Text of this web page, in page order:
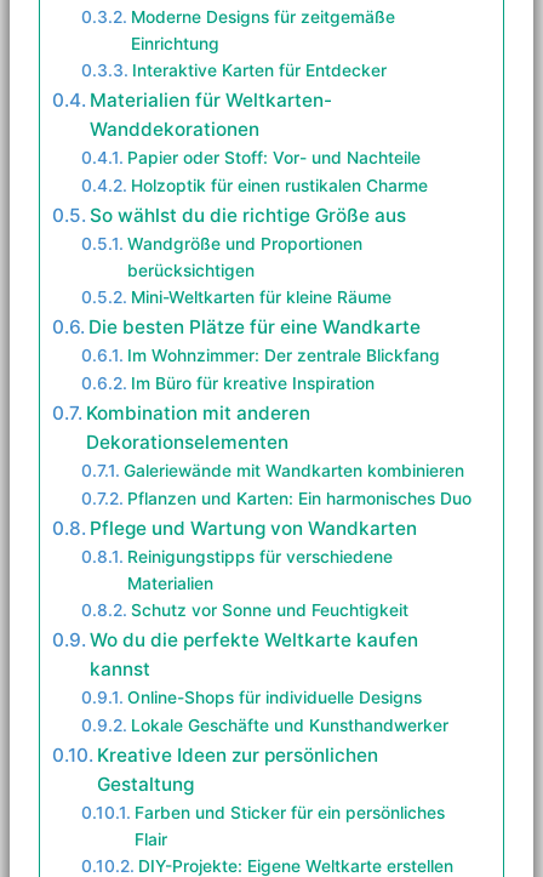
Moderne Designs für zeitgemäße
Einrichtung
Interaktive Karten für Entdecker
Materialien für Weltkarten-
Wanddekorationen
Papier oder Stoff: Vor- und Nachteile
Holzoptik für einen rustikalen Charme
So wählst du die richtige Größe aus
Wandgröße und Proportionen
berücksichtigen
Mini-Weltkarten für kleine Räume
Die besten Plätze für eine Wandkarte
Im Wohnzimmer: Der zentrale Blickfang
Im Büro für kreative Inspiration
Kombination mit anderen
Dekorationselementen
Galeriewände mit Wandkarten kombinieren
Pflanzen und Karten: Ein harmonisches Duo
Pflege und Wartung von Wandkarten
Reinigungstipps für verschiedene
Materialien
Schutz vor Sonne und Feuchtigkeit
Wo du die perfekte Weltkarte kaufen
kannst
Online-Shops für individuelle Designs
Lokale Geschäfte und Kunsthandwerker
Kreative Ideen zur persönlichen
Gestaltung
Farben und Sticker für ein persönliches
Flair
DIY-Projekte: Eigene Weltkarte erstellen